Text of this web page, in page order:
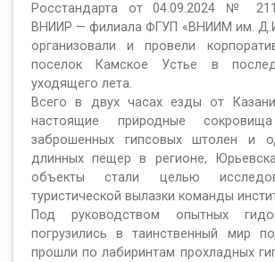
Росстандарта от 04.09.2024 №
ВНИИР — филиала ФГУП «ВНИИМ им.
организовали и провели
поселок Камское Устье в
уходящего лета.
Всего в двух часах езды от
настоящие природные
заброшенных гипсовых штолен и
длинных пещер в регионе,
объекты стали целью
туристической вылазки команды
Под руководством опытных
погрузились в таинственный мир
прошли по лабиринтам прохладных